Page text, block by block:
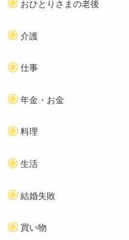
おひとりさまの老後
介護
仕事
年金・お金
料理
生活
結婚失敗
買い物